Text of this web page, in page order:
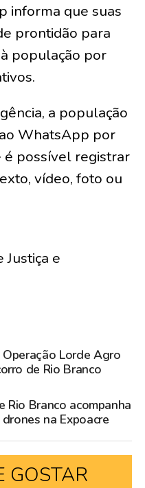
informa que suas
prontidão para
população por
a população
WhatsApp por
é possível registrar
vídeo, foto ou
Justiça e
Lorde Agro
de Rio Branco
Rio Branco acompanha
na Expoacre
GOSTAR